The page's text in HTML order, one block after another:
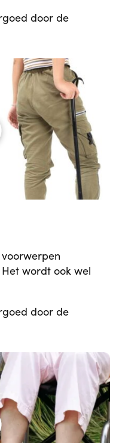
door de
wordt ook wel
door de